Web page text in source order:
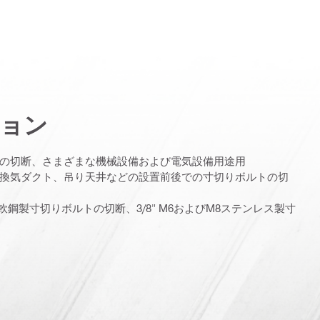
ン
切断、さまざまな機械設備および電気設備用途用
気ダクト、吊り天井などの設置前後での寸切りボルトの切
鋼製寸切りボルトの切断、3/8" M6およびM8ステンレス製寸